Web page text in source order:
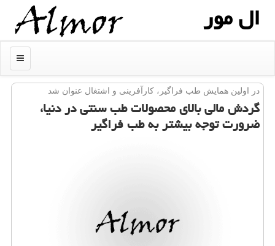
ال مور
منو
در اولین همایش طب فراگیر، كارآفرینی و اشتغال عنوان شد
گردش مالی بالای محصولات طب سنتی در دنیا،
ضرورت توجه بیشتر به طب فراگیر